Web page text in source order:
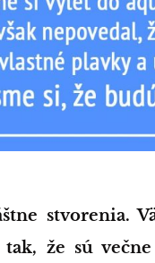
že sú